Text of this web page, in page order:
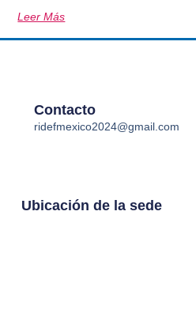
Leer Más
Contacto
ridefmexico2024@gmail.com
Ubicación de la sede